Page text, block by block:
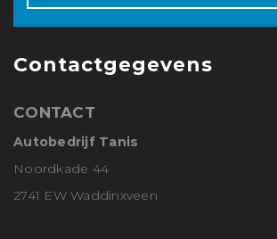
Contactgegevens
CONTACT
Autobedrijf Tanis
Noordkade 44
2741 EW Waddinxveen